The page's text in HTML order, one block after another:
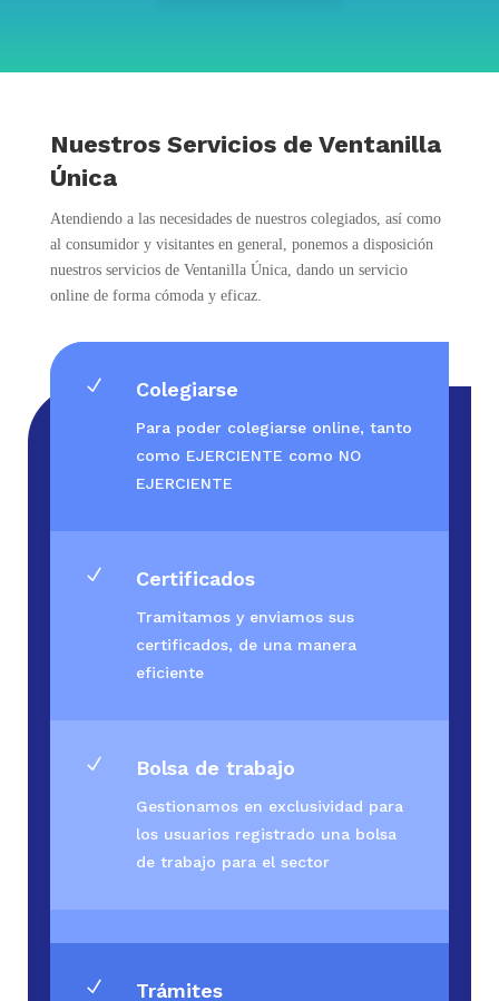
Nuestros Servicios de Ventanilla
Única
Atendiendo a las necesidades de nuestros colegiados, así como
al consumidor y visitantes en general, ponemos a disposición
nuestros servicios de Ventanilla Única, dando un servicio
online de forma cómoda y eficaz.
N Colegiarse
Para poder colegiarse online, tanto
como EJERCIENTE como NO
EJERCIENTE
N Certificados
Tramitamos y enviamos sus
certificados, de una manera
eficiente
N Bolsa de trabajo
Gestionamos en exclusividad para
los usuarios registrado una bolsa
de trabajo para el sector
N Trámites